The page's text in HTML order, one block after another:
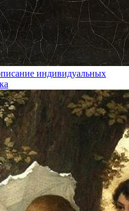
индивидуальных